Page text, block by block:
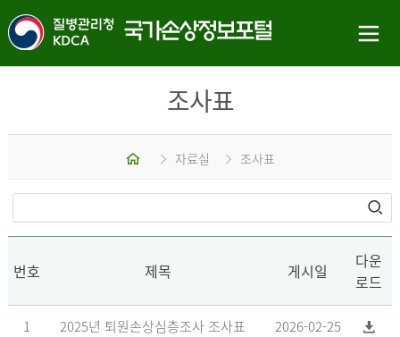
조사표
홈 자료실 조사표
번호 제목 게시일
다운
로드
1 2025년 퇴원손상심층조사 조사표 2026-02-25